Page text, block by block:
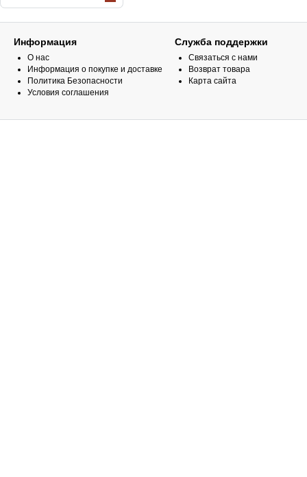
Информация
О нас
Информация о покупке и доставке
Политика Безопасности
Условия соглашения
Служба поддержки
Связаться с нами
Возврат товара
Карта сайта